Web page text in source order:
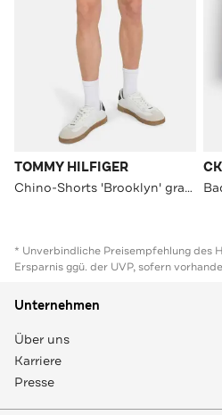
TOMMY HILFIGER
Chino-Shorts 'Brooklyn' graublau
* Unverbindliche Preisempfehlung des
Ersparnis ggü. der UVP, sofern
Unternehmen
Über uns
Karriere
Presse